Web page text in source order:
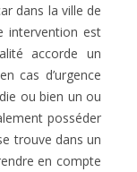
dans la ville de
intervention est
accorde un
cas d’urgence
ou bien un ou
posséder
trouve dans un
en compte